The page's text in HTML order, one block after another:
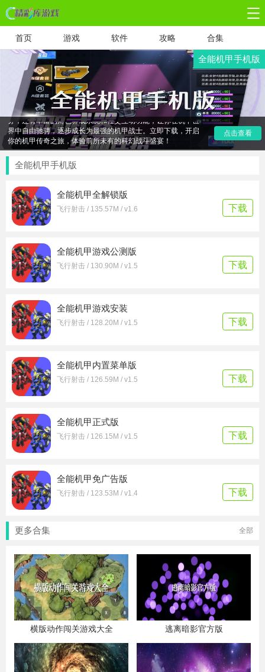
首页 游戏 软件 攻略 合集
全能机甲手机版
《全能机甲手机版》是一款将科幻战场与机甲对战完美融合的
射击游戏。它不仅提供顶级的视觉特效，让玩家仿佛置身于未
来战场，还拥有极致流畅的操作体验，让你轻松驾驭炫酷机
甲。在这里，你可以与全球玩家实时对战，享受肾上腺素激增
的战斗快感。新版本增加了更多机甲种类、地图场景和挑战任
务，还有丰富的角色养成系统和社交互动功能，让你在机甲世
界中自由驰骋，逐步成长为最强的机甲战士。立即下载，开启
你的机甲传奇之旅，体验前所未有的科幻战斗盛宴！
点击查看
全能机甲手机版
全能机甲全解锁版
飞行射击 / 135.57M / v1.6 下载
全能机甲游戏公测版
飞行射击 / 130.90M / v1.5 下载
全能机甲游戏安装
飞行射击 / 128.20M / v1.5 下载
全能机甲内置菜单版
飞行射击 / 126.59M / v1.5 下载
全能机甲正式版
飞行射击 / 126.15M / v1.5 下载
全能机甲免广告版
飞行射击 / 123.53M / v1.4 下载
更多合集 全部
横版动作闯关游戏大全 逃离暗影官方版